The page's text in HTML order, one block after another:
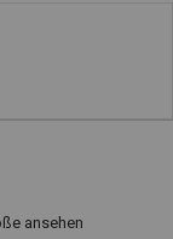
ansehen